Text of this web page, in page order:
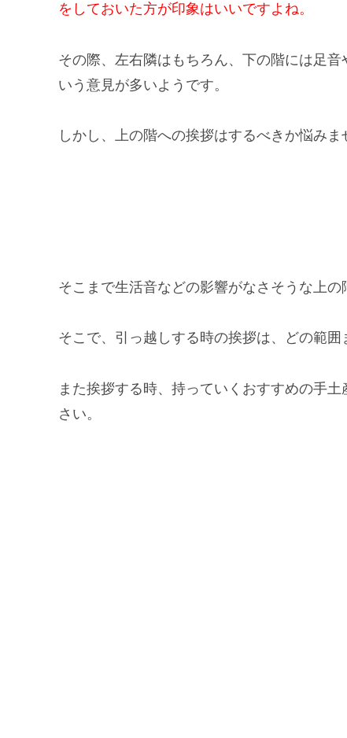
をしておいた方が印象はいいですよね。
その際、左右隣はもちろん、下の階には足
いう意見が多いようです。
しかし、上の階への挨拶はするべきか悩みま
そこまで生活音などの影響がなさそうな上の
そこで、引っ越しする時の挨拶は、どの範囲
また挨拶する時、持っていくおすすめの手
さい。